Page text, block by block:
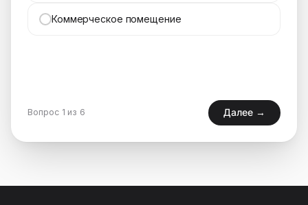
Коммерческое помещение
Вопрос 1 из 6 Далее →